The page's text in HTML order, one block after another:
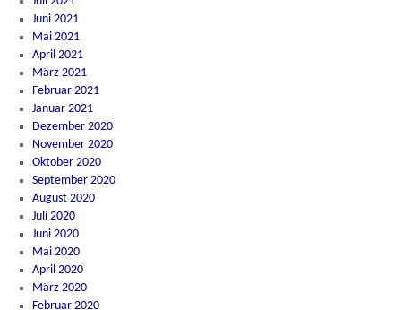
Juni 2021
Mai 2021
April 2021
März 2021
Februar 2021
Januar 2021
Dezember 2020
November 2020
Oktober 2020
September 2020
August 2020
Juli 2020
Juni 2020
Mai 2020
April 2020
März 2020
Februar 2020